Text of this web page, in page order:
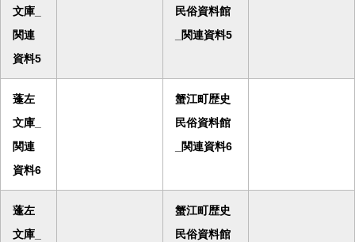
文庫_
関連
資料5
民俗資料館
_関連資料5
蓬左
文庫_
関連
資料6
蟹江町歴史
民俗資料館
_関連資料6
蓬左
文庫_
蟹江町歴史
民俗資料館